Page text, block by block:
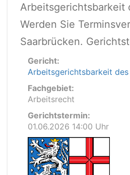
Arbeitsgerichtsbarkeit
Werden Sie
Saarbrücken.
Gericht:
Arbeitsgerichtsbarkeit des
Fachgebiet:
Arbeitsrecht
Gerichtstermin:
01.06.2026 14:00 Uhr